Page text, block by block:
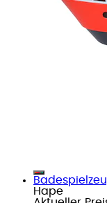
Hape